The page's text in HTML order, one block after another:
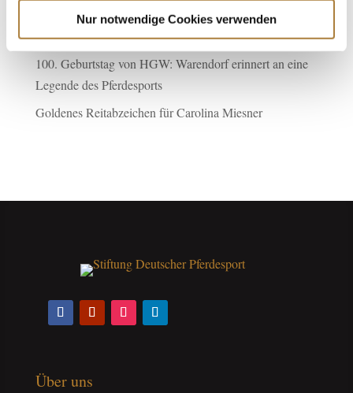
Nur notwendige Cookies verwenden
Talentpool-Athlet Calvin Böckmann wird U25-
Weltmeister
100. Geburtstag von HGW: Warendorf erinnert an eine
Legende des Pferdesports
Goldenes Reitabzeichen für Carolina Miesner
Über uns